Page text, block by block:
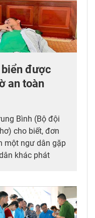
được
an toàn
Bình (Bộ đội
cho biết, đơn
một ngư dân gặp
khác phát